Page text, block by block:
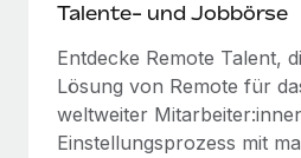
Talente- und Jobbörse
Entdecke Remote Talent,
Lösung von Remote für
weltweiter
Einstellungsprozess mit